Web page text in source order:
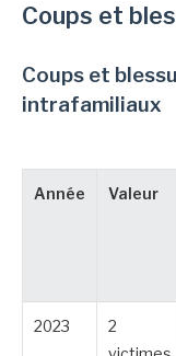
Coups et
Coups et
intrafamiliaux
Année Valeur
2023
2